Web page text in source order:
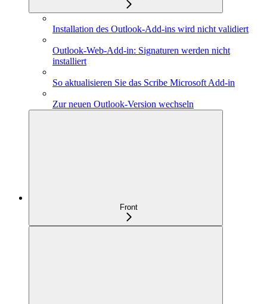
Installation des Outlook-Add-ins wird nicht validiert
Outlook-Web-Add-in: Signaturen werden nicht
installiert
So aktualisieren Sie das Scribe Microsoft Add-in
Zur neuen Outlook-Version wechseln
Front